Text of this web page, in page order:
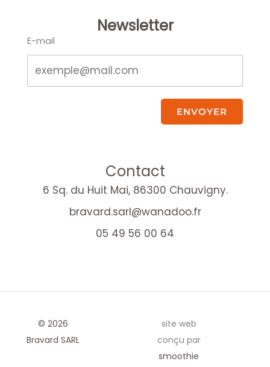
Newsletter
E-mail
ENVOYER
Contact
6 Sq. du Huit Mai, 86300 Chauvigny.
bravard.sarl@wanadoo.fr
05 49 56 00 64
© 2026
Bravard SARL
site web
conçu par
smoothie